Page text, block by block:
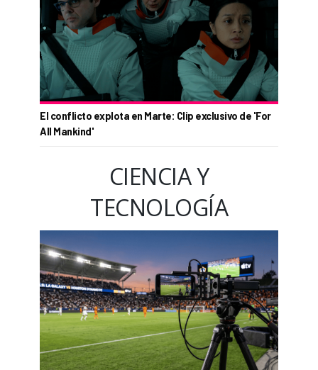
El conflicto explota en Marte: Clip exclusivo de 'For
All Mankind'
CIENCIA Y
TECNOLOGÍA